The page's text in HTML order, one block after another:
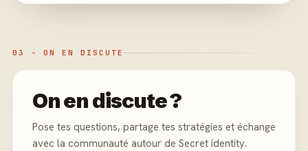
03 - ON EN DISCUTE
On en discute ?
Pose tes questions, partage tes stratégies et échange
avec la communauté autour de Secret identity.